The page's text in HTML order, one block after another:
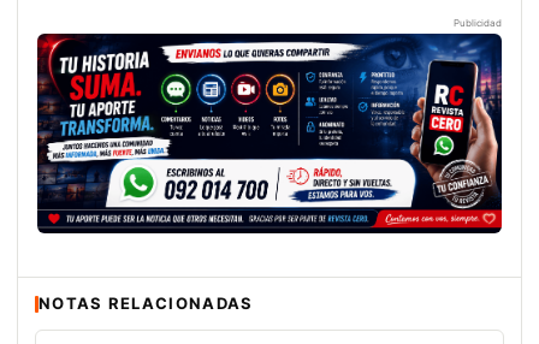
Publicidad
NOTAS RELACIONADAS